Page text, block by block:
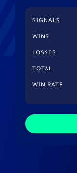
SIGNALS
WINS
LOSSES
TOTAL
WIN RATE